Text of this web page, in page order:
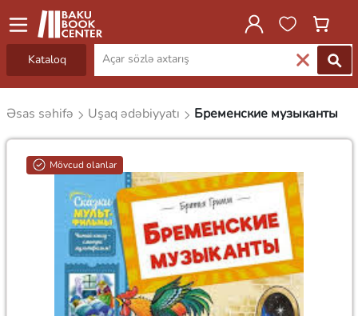
Kataloq
Əsas səhifə Uşaq ədəbiyyatı Бременские музыканты
Mövcud olanlar